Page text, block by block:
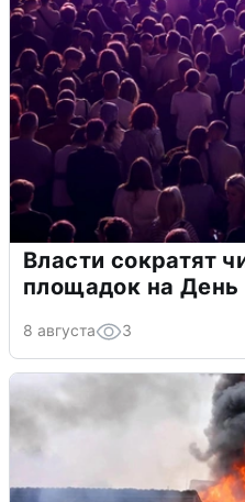
Власти сократят
площадок на День
8 августа 3